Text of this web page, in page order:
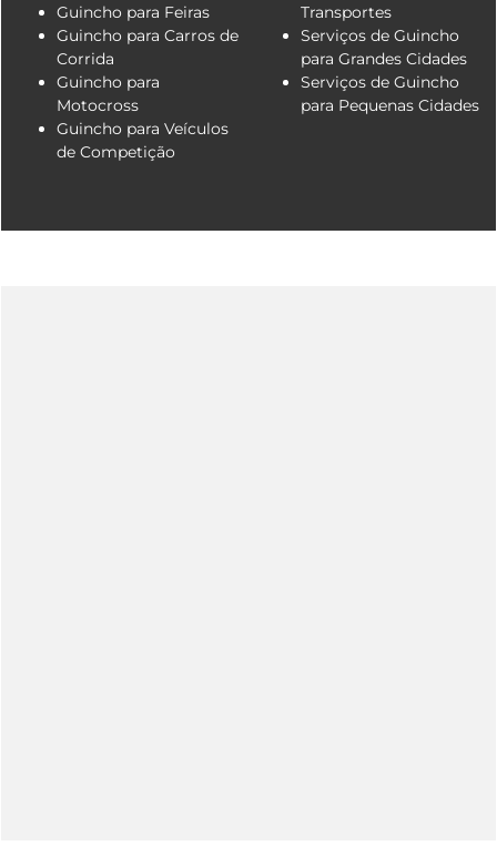
Guincho para Feiras
Guincho para Carros de
Corrida
Guincho para
Motocross
Guincho para Veículos
de Competição
Transportes
Serviços de Guincho
para Grandes Cidades
Serviços de Guincho
para Pequenas Cidades